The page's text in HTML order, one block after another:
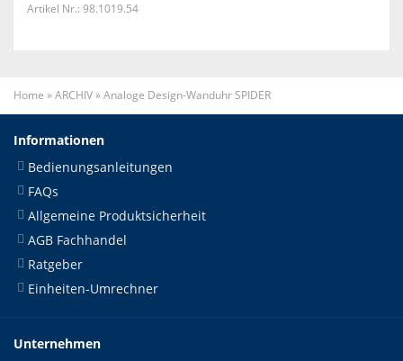
Artikel Nr.: 98.1019.54
Home »ARCHIV»Analoge Design-Wanduhr SPIDER
Informationen
Bedienungsanleitungen
FAQs
Allgemeine Produktsicherheit
AGB Fachhandel
Ratgeber
Einheiten-Umrechner
Unternehmen